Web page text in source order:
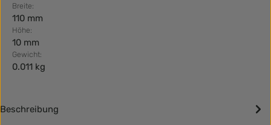
Breite:
110 mm
Höhe:
10 mm
Gewicht:
0.011 kg
Beschreibung